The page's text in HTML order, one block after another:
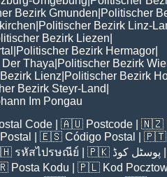
Bezirk Gmunden Politischer
Politischer Bezirk Linz-
Bezirk Liezen
Politischer Bezirk Hermagor
Thaya Politischer Bezirk
Lienz Politischer Bezirk
Bezirk Steyr-Land
Im Pongau
Code | 🇦🇺 Postcode | 🇳🇿
| 🇪🇸 Código Postal | 🇵🇹
รหัสไปรษณีย์ | 🇵🇰 پوسٹل کوڈ
Posta Kodu | 🇵🇱 Kod